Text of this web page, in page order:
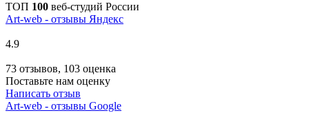
ТОП 100 веб-студий России
Art-web - отзывы Яндекс
4.9
73 отзывов, 103 оценка
Поставьте нам оценку
Написать отзыв
Art-web - отзывы Google